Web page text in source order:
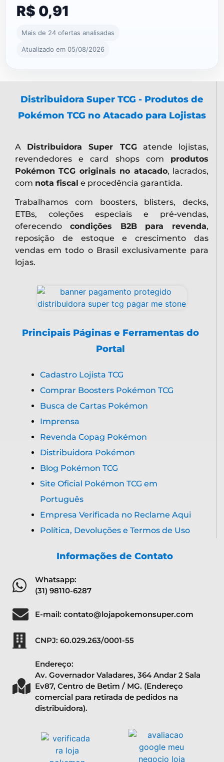
R$ 0,91
Mais de 24 ofertas analisadas
Atualizado em 05/08/2026
Distribuidora Super TCG - Produtos de
Pokémon TCG no Atacado para Lojistas
A Distribuidora Super TCGatende lojistas,
revendedores e card shops com produtos
Pokémon TCG originais no atacado, lacrados,
com nota fiscal e procedência garantida.
Trabalhamos com boosters, blisters, decks,
ETBs, coleções especiais e pré-vendas,
oferecendo condições B2B para revenda,
reposição de estoque e crescimento das
vendas em todo o Brasil exclusivamente para
lojas.
Principais Páginas e Ferramentas do
Portal
Cadastro Lojista TCG
Comprar Boosters Pokémon TCG
Busca de Cartas Pokémon
Imprensa
Revenda Copag Pokémon
Distribuidora Pokémon
Blog Pokémon TCG
Site Oficial Pokémon TCG em
Português
Empresa Verificada no Reclame Aqui
Política, Devoluções e Termos de Uso
Informações de Contato
Whatsapp:
(31) 98110-6287
E-mail: contato@lojapokemonsuper.com
CNPJ: 60.029.263/0001-55
Endereço:
Av. Governador Valadares, 364 Andar 2 Sala
Ev87, Centro de Betim / MG. (Endereço
comercial para retirada de pedidos na
distribuidora).